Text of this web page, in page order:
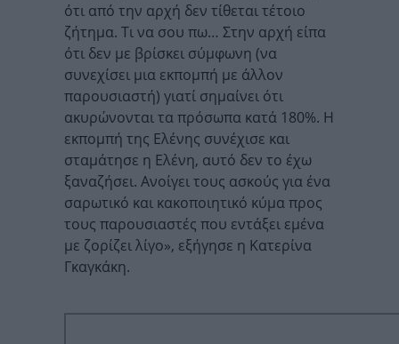
ότι από την αρχή δεν τίθεται τέτοιο
ζήτημα. Τι να σου πω… Στην αρχή είπα
ότι δεν με βρίσκει σύμφωνη (να
συνεχίσει μια εκπομπή με άλλον
παρουσιαστή) γιατί σημαίνει ότι
ακυρώνονται τα πρόσωπα κατά 180%. Η
εκπομπή της Ελένης συνέχισε και
σταμάτησε η Ελένη, αυτό δεν το έχω
ξαναζήσει. Ανοίγει τους ασκούς για ένα
σαρωτικό και κακοποιητικό κύμα προς
τους παρουσιαστές που εντάξει εμένα
με ζορίζει λίγο», εξήγησε η Κατερίνα
Γκαγκάκη.